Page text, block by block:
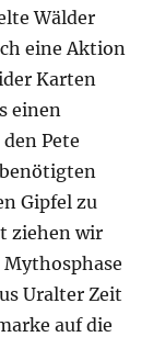
Wälder
eine Aktion
Karten
einen
Pete
Gipfel zu
ziehen wir
Uralter Zeit
auf die